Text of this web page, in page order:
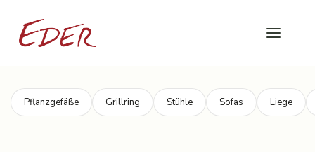
Pflanzgefäße Grillring Stühle Sofas Liege